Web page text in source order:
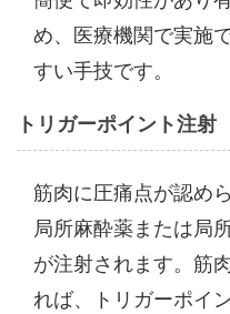
め、医療機関で実施
すい手技です。
トリガーポイント注射
筋肉に圧痛点が認め
局所麻酔薬または局
が注射されます。筋
れば、トリガーポイ